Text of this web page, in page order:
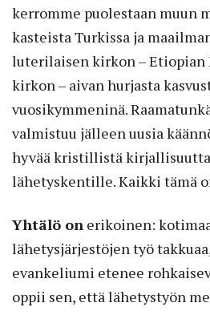
kerromme puolestaan muun
kasteista Turkissa ja
luterilaisen kirkon – Etiopian
kirkon – aivan hurjasta
vuosikymmeninä.
valmistuu jälleen uusia
hyvää kristillistä
lähetyskentille. Kaikki tämä
Yhtälö on erikoinen:
lähetysjärjestöjen työ
evankeliumi etenee
oppii sen, että lähetystyön